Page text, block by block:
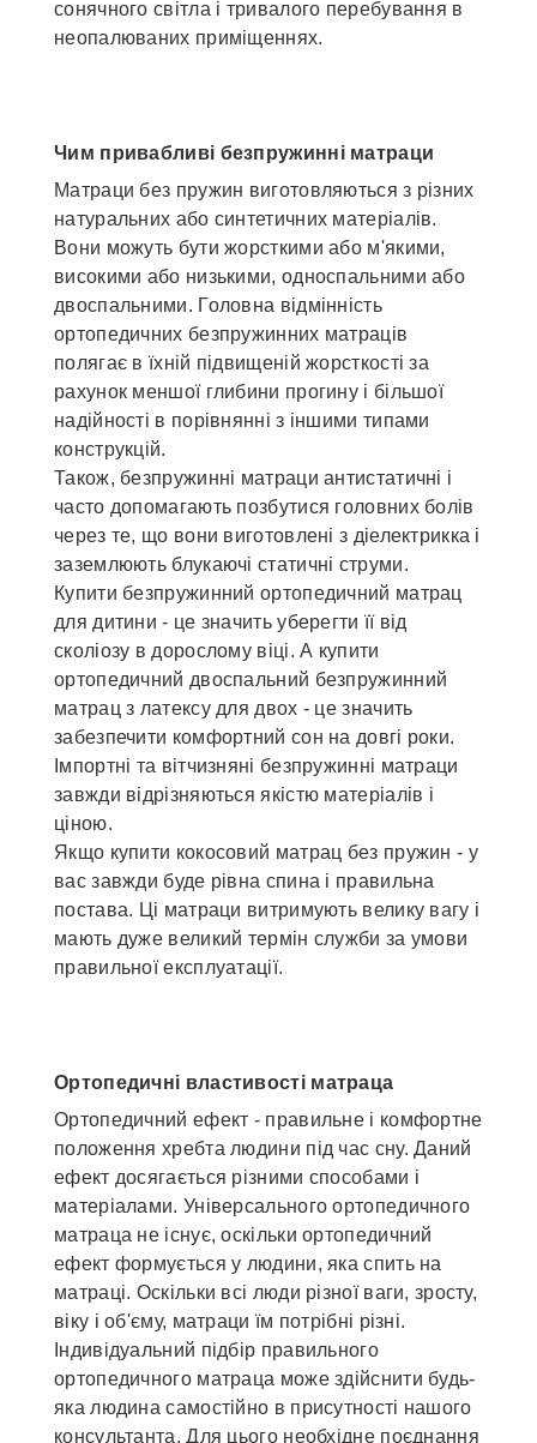
сонячного світла і тривалого перебування в
неопалюваних приміщеннях.
Чим привабливі безпружинні матраци
Матраци без пружин виготовляються з різних
натуральних або синтетичних матеріалів.
Вони можуть бути жорсткими або м'якими,
високими або низькими, односпальними або
двоспальними. Головна відмінність
ортопедичних безпружинних матраців
полягає в їхній підвищеній жорсткості за
рахунок меншої глибини прогину і більшої
надійності в порівнянні з іншими типами
конструкцій.
Також, безпружинні матраци антистатичні і
часто допомагають позбутися головних болів
через те, що вони виготовлені з діелектрикка і
заземлюють блукаючі статичні струми.
Купити безпружинний ортопедичний матрац
для дитини - це значить уберегти її від
сколіозу в дорослому віці. А купити
ортопедичний двоспальний безпружинний
матрац з латексу для двох - це значить
забезпечити комфортний сон на довгі роки.
Імпортні та вітчизняні безпружинні матраци
завжди відрізняються якістю матеріалів і
ціною.
Якщо купити кокосовий матрац без пружин - у
вас завжди буде рівна спина і правильна
постава. Ці матраци витримують велику вагу і
мають дуже великий термін служби за умови
правильної експлуатації.
Ортопедичні властивості матраца
Ортопедичний ефект - правильне і комфортне
положення хребта людини під час сну. Даний
ефект досягається різними способами і
матеріалами. Універсального ортопедичного
матраца не існує, оскільки ортопедичний
ефект формується у людини, яка спить на
матраці. Оскільки всі люди різної ваги, зросту,
віку і об'єму, матраци їм потрібні різні.
Індивідуальний підбір правильного
ортопедичного матраца може здійснити будь-
яка людина самостійно в присутності нашого
консультанта. Для цього необхідне поєднання